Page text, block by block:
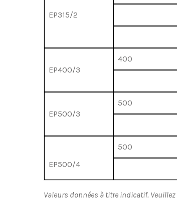
EP315/2
EP400/3
400
EP500/3
500
EP500/4
500
Valeurs données à titre indicatif. Veuillez